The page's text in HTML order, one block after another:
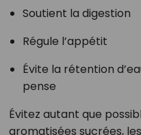
Soutient la digestion
Régule l’appétit
Évite la rétention
pense
Évitez autant que
aromatisées sucrées,